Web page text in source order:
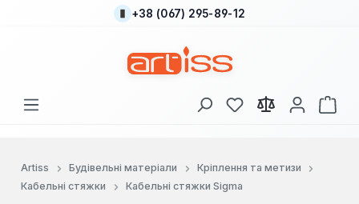
Перейти до основного вмісту
+38 (067) 295-89-12
У вас є 0 у списку
Artiss Будівельні матеріали
Кріплення та метизи
Кабельні стяжки
Кабельні стяжки Sigma